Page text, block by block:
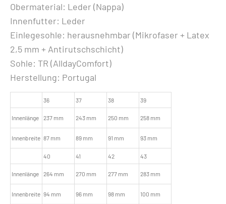
Obermaterial: Leder (Nappa)
Innenfutter: Leder
Einlegesohle: herausnehmbar (Mikrofaser + Latex
2,5 mm + Antirutschschicht)
Sohle: TR (AlldayComfort)
Herstellung: Portugal
36 37 38 39
Innenlänge 237 mm 243 mm 250 mm 258 mm
Innenbreite 87 mm 89 mm 91 mm 93 mm
40 41 42 43
Innenlänge 264 mm 270 mm 277 mm 283 mm
Innenbreite 94 mm 96 mm 98 mm 100 mm